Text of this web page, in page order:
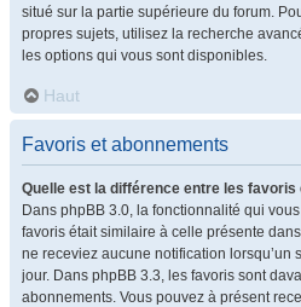
situé sur la partie supérieure du forum.
propres sujets, utilisez la recherche
les options qui vous sont disponibles.
Haut
Favoris et abonnements
Quelle est la différence entre les favoris
Dans phpBB 3.0, la fonctionnalité qui
favoris était similaire à celle présente
ne receviez aucune notification lorsqu’un
jour. Dans phpBB 3.3, les favoris sont
abonnements. Vous pouvez à présent